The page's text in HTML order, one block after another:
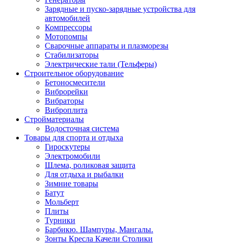
Зарядные и пуско-зарядные устройства для
автомобилей
Компрессоры
Мотопомпы
Сварочные аппараты и плазморезы
Стабилизаторы
Электрические тали (Тельферы)
Строительное оборудование
Бетоносмесители
Виброрейки
Вибраторы
Виброплита
Стройматериалы
Водосточная система
Товары для спорта и отдыха
Гироскутеры
Электромобили
Шлема, роликовая защита
Для отдыха и рыбалки
Зимние товары
Батут
Мольберт
Плиты
Турники
Барбикю. Шампуры, Мангалы.
Зонты Кресла Качели Столики